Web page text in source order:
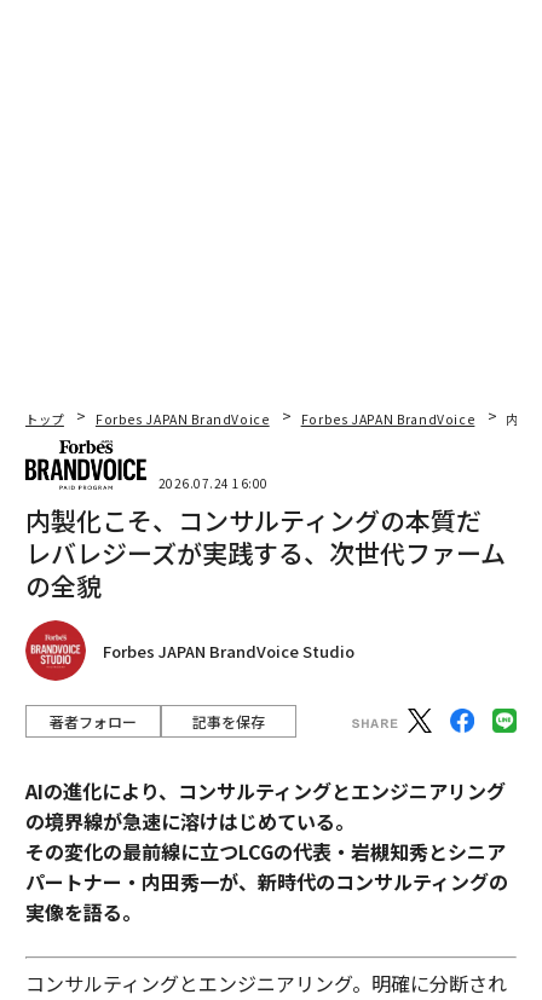
トップ Forbes JAPAN BrandVoice Forbes JAPAN BrandVoice 内製
2026.07.24 16:00
内製化こそ、コンサルティングの本質だ
レバレジーズが実践する、次世代ファーム
の全貌
Forbes JAPAN BrandVoice Studio
著者フォロー 記事を保存
AIの進化により、コンサルティングとエンジニアリング
の境界線が急速に溶けはじめている。
その変化の最前線に立つLCGの代表・岩槻知秀とシニア
パートナー・内田秀一が、新時代のコンサルティングの
実像を語る。
コンサルティングとエンジニアリング。明確に分断され